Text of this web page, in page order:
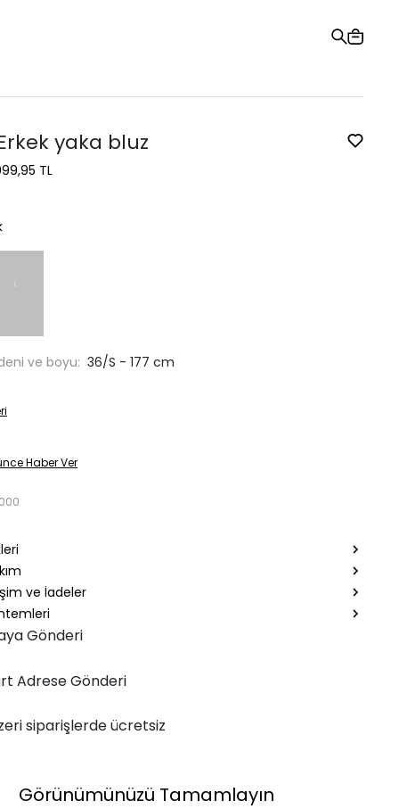
yaka bluz
TL
ve boyu: 36/S - 177 cm
Haber Ver
ve İadeler
Gönderi
Adrese Gönderi
siparişlerde ücretsiz
Görünümünüzü Tamamlayın